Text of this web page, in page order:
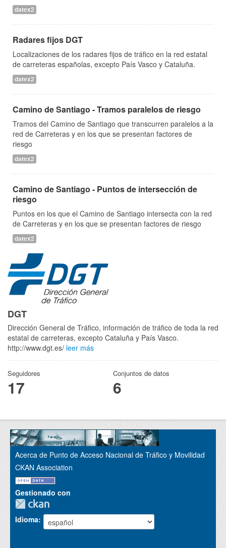
datex2
Radares fijos DGT
Localizaciones de los radares fijos de tráfico en la red estatal
de carreteras españolas, excepto País Vasco y Cataluña.
datex2
Camino de Santiago - Tramos paralelos de riesgo
Tramos del Camino de Santiago que transcurren paralelos a la
red de Carreteras y en los que se presentan factores de
riesgo
datex2
Camino de Santiago - Puntos de intersección de
riesgo
Puntos en los que el Camino de Santiago intersecta con la red
de Carreteras y en los que se presentan factores de riesgo
datex2
DGT
Dirección General de Tráfico, información de tráfico de toda la red
estatal de carreteras, excepto Cataluña y País Vasco.
http://www.dgt.es/ leer más
Seguidores
17
Conjuntos de datos
6
Acerca de Punto de Acceso Nacional de Tráfico y Movilidad
CKAN Association
Gestionado con
Idioma